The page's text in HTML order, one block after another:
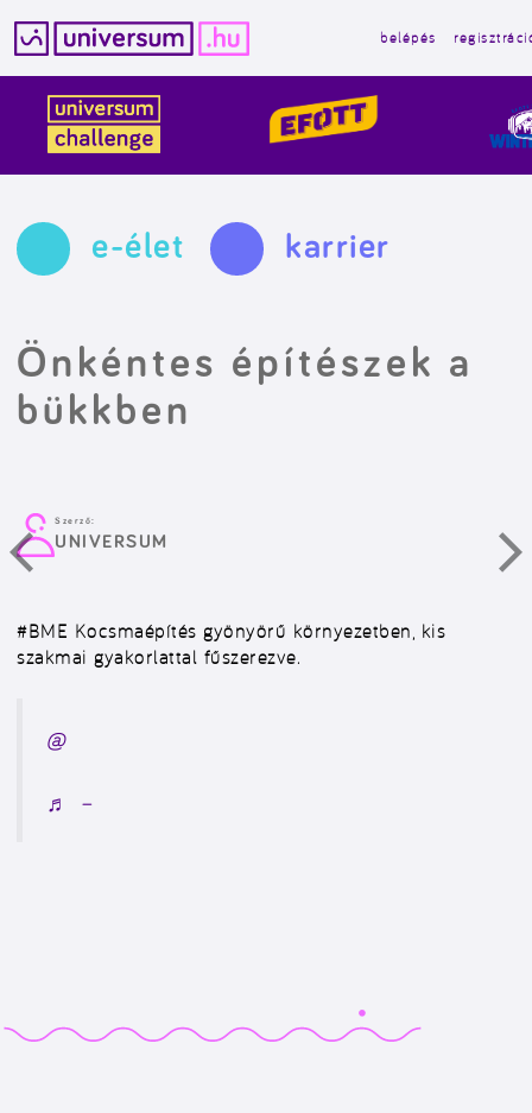
tartalomba
belépés
e-élet karrier
Önkéntes építészek a
bükkben
Szerző:
UNIVERSUM
#BME Kocsmaépítés gyönyörű környezetben, kis
szakmai gyakorlattal fűszerezve.
@
♬ –